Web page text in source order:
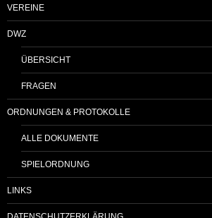
VEREINE
DWZ
ÜBERSICHT
FRAGEN
ORDNUNGEN & PROTOKOLLE
ALLE DOKUMENTE
SPIELORDNUNG
LINKS